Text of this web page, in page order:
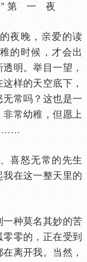
” 第 一 夜
夜晚，
爱的读
的时候，才会出
明。举目一望，
样的天空底下，
常吗？这也是一
非常幼稚，但愿上
……
怒无常的先生
在这一整天里的
种莫名其妙的苦
零的，正在受到
离开我。当然，